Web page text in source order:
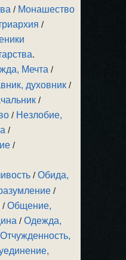
/ Монашество
/
.
Мечта /
духовник /
/
/ Незлобие,
/
/
/Обида,
/
/Общение,
/Одежда,
Отчужденность,